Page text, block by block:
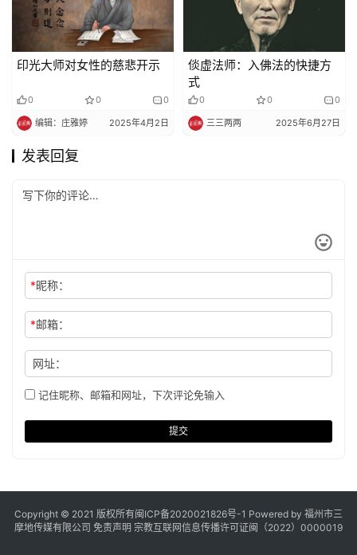
印光大师对女性的慈悲开示
0 0 0
编辑：庄雅婷 2025年4月2日
倓虚法师：入佛法的快捷方
式
0 0 0
三三两两 2025年6月27日
发表回复
*昵称：
*邮箱：
网址：
记住昵称、邮箱和网址，下次评论免输入
提交
Copyright © 2021 版权所有闽ICP备2020021826号-1 Powered by 福州市三
摩地传媒有限公司 免责声明 宗教互联网信息传播许可证闽（2022）0000019